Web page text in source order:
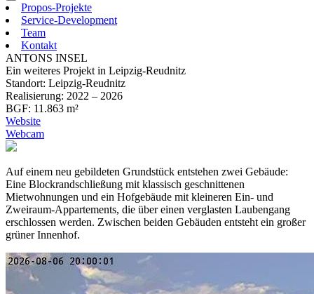
Propos-Projekte
Service-Development
Team
Kontakt
ANTONS INSEL
Ein weiteres Projekt in Leipzig-Reudnitz
Standort: Leipzig-Reudnitz
Realisierung: 2022 – 2026
BGF: 11.863 m²
Website
Webcam
Auf einem neu gebildeten Grundstück entstehen zwei Gebäude:
Eine Blockrandschließung mit klassisch geschnittenen
Mietwohnungen und ein Hofgebäude mit kleineren Ein- und
Zweiraum-Appartements, die über einen verglasten Laubengang
erschlossen werden. Zwischen beiden Gebäuden entsteht ein großer
grüner Innenhof.